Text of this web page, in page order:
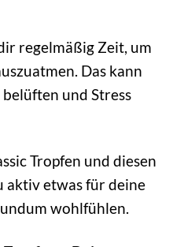
regelmäßig Zeit, um
Das kann
und Stress
Tropfen und diesen
aktiv etwas für deine
wohlfühlen.